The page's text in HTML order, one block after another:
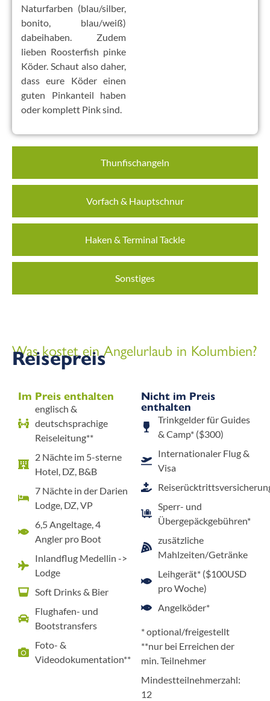
Thunfischangeln
Vorfach & Hauptschnur
Haken & Terminal Tackle
Sonstiges
Naturfarben (blau/silber,
bonito, blau/weiß)
dabeihaben. Zudem
lieben Roosterfish pinke
Köder. Schaut also daher,
dass eure Köder einen
guten Pinkanteil haben
oder komplett Pink sind.
Was kostet ein Angelurlaub in Kolumbien?
Reisepreis
Im Preis enthalten
englisch &
deutschsprachige
Reiseleitung**
2 Nächte im 5-sterne
Hotel, DZ, B&B
7 Nächte in der Darien
Lodge, DZ, VP
6,5 Angeltage, 4
Angler pro Boot
Inlandflug Medellin ->
Lodge
Soft Drinks & Bier
Flughafen- und
Bootstransfers
Foto- &
Videodokumentation**
Nicht im Preis
enthalten
Trinkgelder für Guides
& Camp* ($300)
Internationaler Flug &
Visa
Sperr- und
Übergepäckgebühren*
zusätzliche
Mahlzeiten/Getränke
Leihgerät* ($100USD
pro Woche)
Angelköder*
* optional/freigestellt
**nur bei Erreichen der
min. Teilnehmer
Mindestteilnehmerzahl:
12